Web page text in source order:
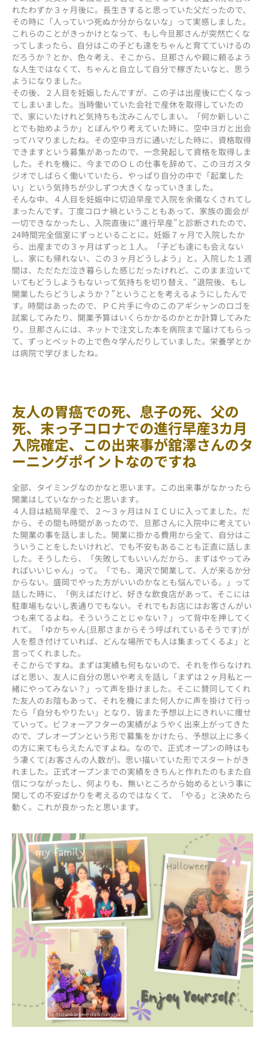
れたわずか３ヶ月後に。長生きすると思っていた父だったので、
その時に「人っていつ死ぬか分からないな」って実感しました。
これらのことがきっかけとなって、もし今旦那さんが突然亡くな
ってしまったら、自分はこの子ども達をちゃんと育てていけるの
だろうか？とか、色々考え、そこから、旦那さんや親に頼るよう
な人生ではなくて、ちゃんと自立して自分で稼ぎたいなと、思う
ようになりました。
その後、２人目を妊娠したんですが、この子は出産後に亡くなっ
てしまいました。当時働いていた会社で産休を取得していたの
で、家にいたけれど気持ちも沈みこんでしまい。「何か新しいこ
とでも始めようか」とぼんやり考えていた時に、空中ヨガと出会
ってハマりましたね。その空中ヨガに通いだした時に、資格取得
できますという募集があったので、一念発起して資格を取得しま
した。それを機に、今までのＯＬの仕事を辞めて、このヨガスタ
ジオでしばらく働いていたら、やっぱり自分の中で「起業した
い」という気持ちが少しずつ大きくなっていきました。
そんな中、４人目を妊娠中に切迫早産で入院を余儀なくされてし
まったんです。丁度コロナ禍ということもあって、家族の面会が
一切できなかったし、入院直後に“進行早産”と診断されたので、
24時間完全個室にずっといることに。妊娠７ヶ月で入院したか
ら、出産までの３ヶ月はずっと１人。「子ども達にも会えない
し、家にも帰れない、この３ヶ月どうしよう」と。入院した１週
間は、ただただ泣き暮らした感じだったけれど、このまま泣いて
いてもどうしようもないって気持ちを切り替え、“退院後、もし
開業したらどうしようか？”ということを考えるようにしたんで
す。時間はあったので、ＰＣ片手に今のこのアギシャンのロゴを
試案してみたり、開業予算はいくらかかるのかとか計算してみた
り。旦那さんには、ネットで注文した本を病院まで届けてもらっ
て、ずっとベットの上で色々学んだりしていました。栄養学とか
は病院で学びましたね。
友人の胃癌での死、息子の死、父の
死、末っ子コロナでの進行早産3カ月
入院確定、この出来事が舘澤さんのタ
ーニングポイントなのですね
全部、タイミングなのかなと思います。この出来事がなかったら
開業はしていなかったと思います。
４人目は結局早産で、２～３ヶ月はＮＩＣＵに入ってました。だ
から、その間も時間があったので、旦那さんに入院中に考えてい
た開業の事を話しました。開業に掛かる費用から全て、自分はこ
ういうことをしたいけれど、でも不安もあることも正直に話しま
した。そうしたら、「失敗してもいいんだから、まずはやってみ
ればいいじゃん」って。「でも、滝沢で開業して、人が来るか分
からない。盛岡でやった方がいいのかなとも悩んでいる。」って
話した時に、「例えばだけど、好きな飲食店があって、そこには
駐車場もないし表通りでもない。それでもお店にはお客さんがい
つも来てるよね。そういうことじゃない？」って背中を押してく
れて。「ゆかちゃん(旦那さまからそう呼ばれているそうです)が
人を惹き付けていれば、どんな場所でも人は集まってくるよ」と
言ってくれました。
そこからですね。まずは実績も何もないので、それを作らなけれ
ばと思い、友人に自分の思いや考えを話し「まずは２ヶ月私と一
緒にやってみない？」って声を掛けました。そこに賛同してくれ
た友人のお陰もあって、それを機にまた何人かに声を掛けて行っ
たら「自分もやりたい」となり、皆また予想以上にきれいに痩せ
ていって。ビフォーアフターの実績がようやく出来上がってきた
ので、プレオープンという形で募集をかけたら、予想以上に多く
の方に来てもらえたんですよね。なので、正式オープンの時はも
う凄くて(お客さんの人数が)。思い描いていた形でスタートがき
れました。正式オープンまでの実績をきちんと作れたのもまた自
信につながったし、何よりも、無いところから始めるという事に
関しての不安ばかりを考えるのではなくて、「やる」と決めたら
動く。これが良かったと思います。